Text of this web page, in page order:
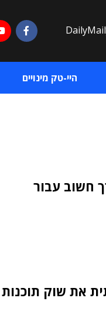
היי-טק מינויים
חשוב עבור
את שוק תוכנות